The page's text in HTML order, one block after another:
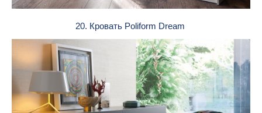
20. Кровать Poliform Dream